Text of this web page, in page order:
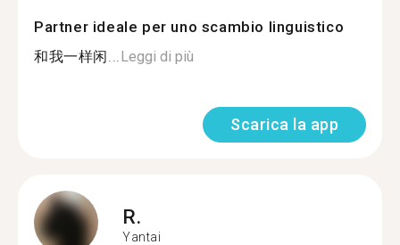
Partner ideale per uno scambio linguistico
和我一样闲...Leggi di più
Scarica la app
R.
Yantai